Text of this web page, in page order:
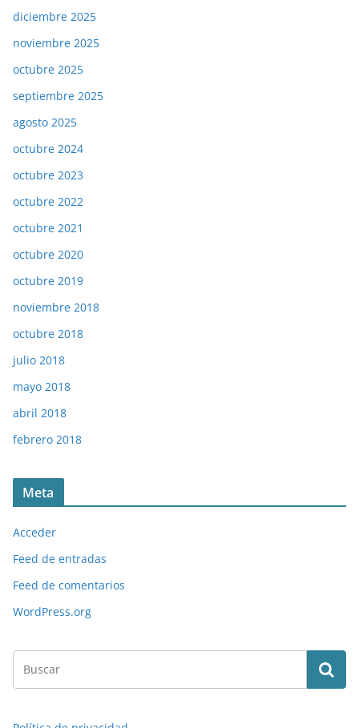
diciembre 2025
noviembre 2025
octubre 2025
septiembre 2025
agosto 2025
octubre 2024
octubre 2023
octubre 2022
octubre 2021
octubre 2020
octubre 2019
noviembre 2018
octubre 2018
julio 2018
mayo 2018
abril 2018
febrero 2018
Meta
Acceder
Feed de entradas
Feed de comentarios
WordPress.org